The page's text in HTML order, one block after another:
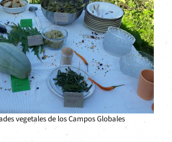
vegetales de los Campos Globales